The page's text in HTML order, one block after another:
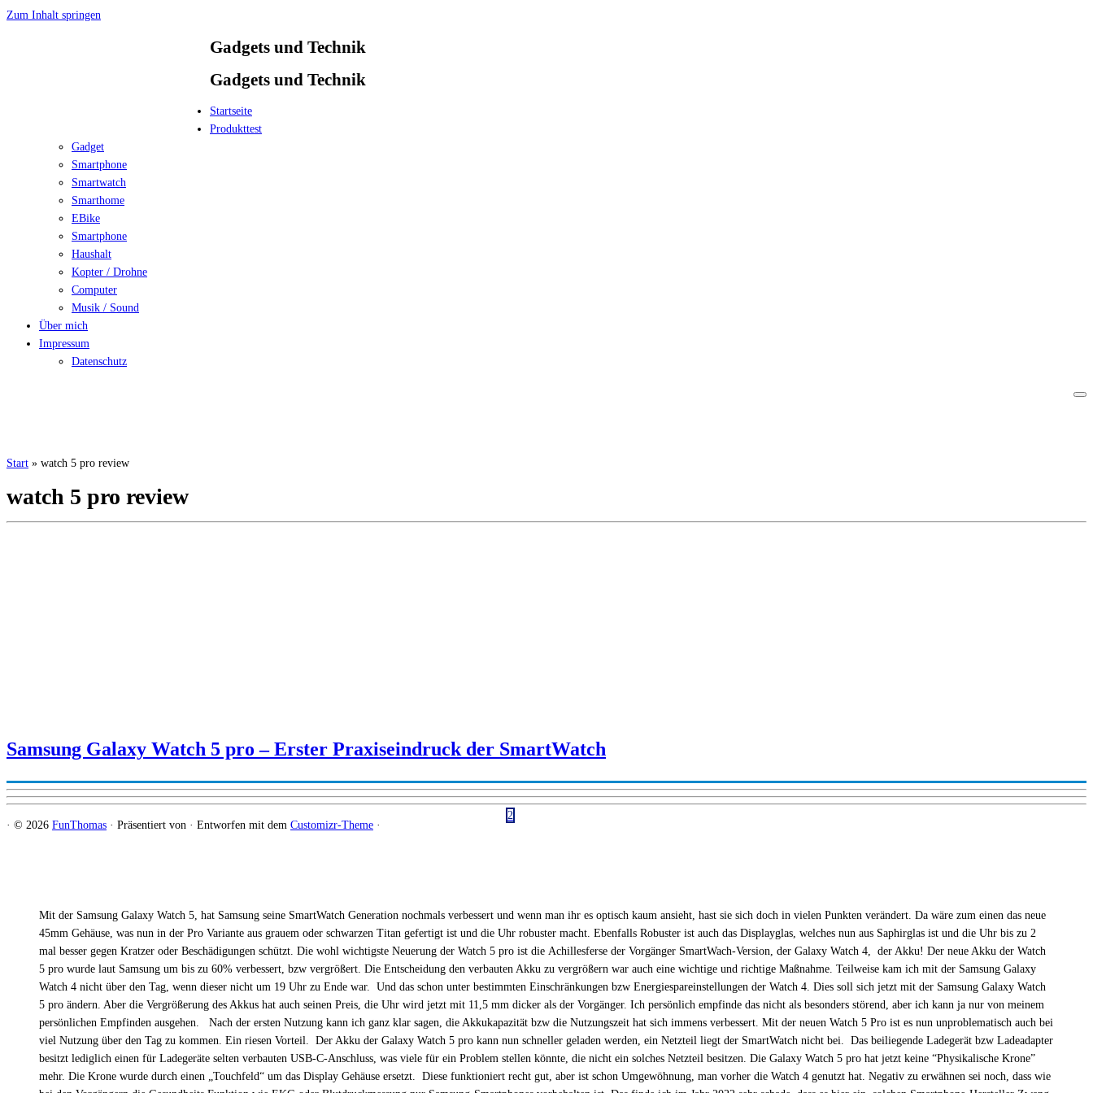
Zum Inhalt springen
Gadgets und Technik
Gadgets und Technik
Startseite
Produkttest
Gadget
Smartphone
Smartwatch
Smarthome
EBike
Smartphone
Haushalt
Kopter / Drohne
Computer
Musik / Sound
Über mich
Impressum
Datenschutz
Start » watch 5 pro review
watch 5 pro review
2
Mit der Samsung Galaxy Watch 5, hat Samsung seine SmartWatch Generation nochmals verbessert und wenn man ihr es optisch kaum ansieht, hast sie sich doch in vielen Punkten verändert. Da wäre zum einen das neue
45mm Gehäuse, was nun in der Pro Variante aus grauem oder schwarzen Titan gefertigt ist und die Uhr robuster macht. Ebenfalls Robuster ist auch das Displayglas, welches nun aus Saphirglas ist und die Uhr bis zu 2
mal besser gegen Kratzer oder Beschädigungen schützt. Die wohl wichtigste Neuerung der Watch 5 pro ist die Achillesferse der Vorgänger SmartWach-Version, der Galaxy Watch 4, der Akku! Der neue Akku der Watch
5 pro wurde laut Samsung um bis zu 60% verbessert, bzw vergrößert. Die Entscheidung den verbauten Akku zu vergrößern war auch eine wichtige und richtige Maßnahme. Teilweise kam ich mit der Samsung Galaxy
Watch 4 nicht über den Tag, wenn dieser nicht um 19 Uhr zu Ende war. Und das schon unter bestimmten Einschränkungen bzw Energiespareinstellungen der Watch 4. Dies soll sich jetzt mit der Samsung Galaxy Watch
5 pro ändern. Aber die Vergrößerung des Akkus hat auch seinen Preis, die Uhr wird jetzt mit 11,5 mm dicker als der Vorgänger. Ich persönlich empfinde das nicht als besonders störend, aber ich kann ja nur von meinem
persönlichen Empfinden ausgehen. Nach der ersten Nutzung kann ich ganz klar sagen, die Akkukapazität bzw die Nutzungszeit hat sich immens verbessert. Mit der neuen Watch 5 Pro ist es nun unproblematisch auch bei
viel Nutzung über den Tag zu kommen. Ein riesen Vorteil. Der Akku der Galaxy Watch 5 pro kann nun schneller geladen werden, ein Netzteil liegt der SmartWatch nicht bei. Das beiliegende Ladegerät bzw Ladeadapter
besitzt lediglich einen für Ladegeräte selten verbauten USB-C-Anschluss, was viele für ein Problem stellen könnte, die nicht ein solches Netzteil besitzen. Die Galaxy Watch 5 pro hat jetzt keine “Physikalische Krone”
mehr. Die Krone wurde durch einen „Touchfeld“ um das Display Gehäuse ersetzt. Diese funktioniert recht gut, aber ist schon Umgewöhnung, man vorher die Watch 4 genutzt hat. Negativ zu erwähnen sei noch, dass wie
Samsung Galaxy Watch 5 pro – Erster Praxiseindruck der SmartWatch
· © 2026 FunThomas · Präsentiert von · Entworfen mit dem Customizr-Theme ·